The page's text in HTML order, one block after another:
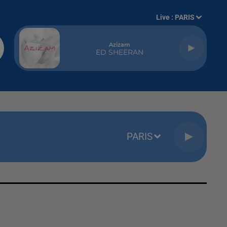
Live : PARIS
Azizam
ED SHEERAN
PARIS